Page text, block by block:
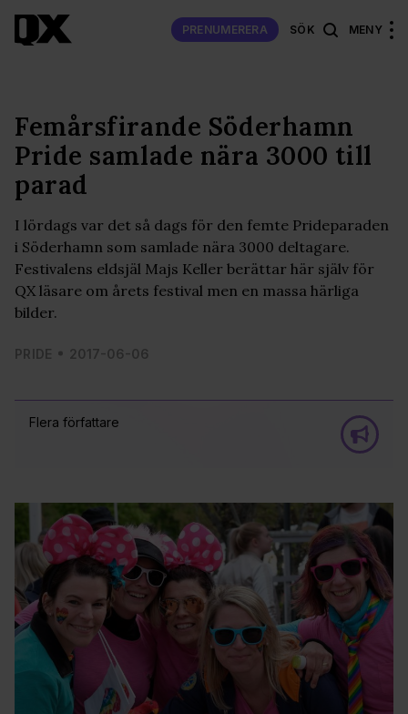
PRENUMERERA SÖK MENY
Flera författare
Femårsfirande Söderhamn
Pride samlade nära 3000 till
parad
I lördags var det så dags för den femte Prideparaden
i Söderhamn som samlade nära 3000 deltagare.
Festivalens eldsjäl Majs Keller berättar här själv för
QX läsare om årets festival men en massa härliga
bilder.
PRIDE 2017-06-06